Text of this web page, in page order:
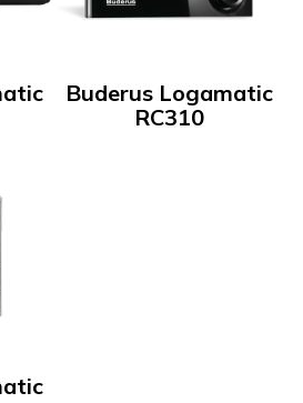
Buderus Logamatic
RC310